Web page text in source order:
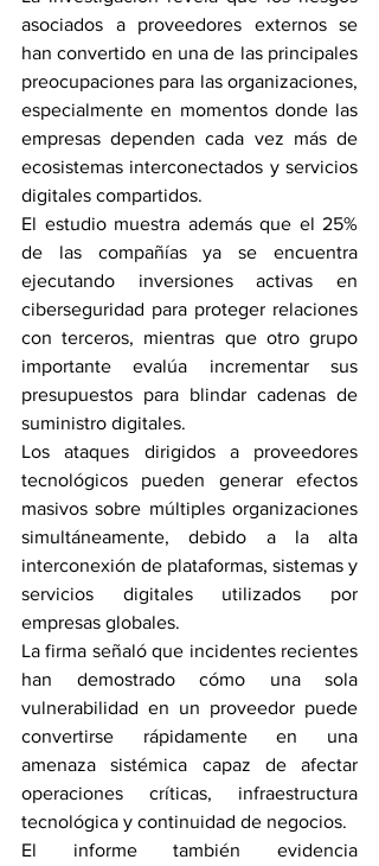
asociados a proveedores externos se
han convertido en una de las principales
preocupaciones para las organizaciones,
especialmente en momentos donde las
empresas dependen cada vez más de
ecosistemas interconectados y servicios
digitales compartidos.
El estudio muestra además que el 25%
de las compañías ya se encuentra
ejecutando inversiones activas en
ciberseguridad para proteger relaciones
con terceros, mientras que otro grupo
importante evalúa incrementar sus
presupuestos para blindar cadenas de
suministro digitales.
Los ataques dirigidos a proveedores
tecnológicos pueden generar efectos
masivos sobre múltiples organizaciones
simultáneamente, debido a la alta
interconexión de plataformas, sistemas y
servicios digitales utilizados por
empresas globales.
La firma señaló que incidentes recientes
han demostrado cómo una sola
vulnerabilidad en un proveedor puede
convertirse rápidamente en una
amenaza sistémica capaz de afectar
operaciones críticas, infraestructura
tecnológica y continuidad de negocios.
El informe también evidencia